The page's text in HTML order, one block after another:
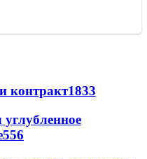
контракт1833
556